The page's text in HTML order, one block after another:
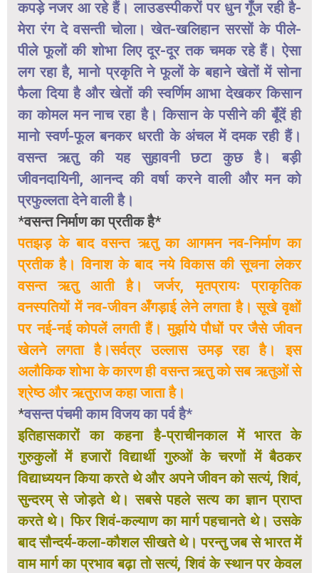
कपड़े नजर आ रहे हैं। लाउडस्पीकरों पर धुन गूँज रही है-
मेरा रंग दे वसन्ती चोला। खेत-खलिहान सरसों के पीले-
पीले फूलों की शोभा लिए दूर-दूर तक चमक रहे हैं। ऐसा
लग रहा है, मानो प्रकृति ने फूलों के बहाने खेतों में सोना
फैला दिया है और खेतों की स्वर्णिम आभा देखकर किसान
का कोमल मन नाच रहा है। किसान के पसीने की बूँदें ही
मानो स्वर्ण-फूल बनकर धरती के अंचल में दमक रही हैं।
वसन्त ऋतु की यह सुहावनी छटा कुछ है। बड़ी
जीवनदायिनी, आनन्द की वर्षा करने वाली और मन को
प्रफुल्लता देने वाली है।
*वसन्त निर्माण का प्रतीक है*
पतझड़ के बाद वसन्त ऋतु का आगमन नव-निर्माण का
प्रतीक है। विनाश के बाद नये विकास की सूचना लेकर
वसन्त ऋतु आती है। जर्जर, मृतप्रायः प्राकृतिक
वनस्पतियों में नव-जीवन अँगड़ाई लेने लगता है। सूखे वृक्षों
पर नई-नई कोपलें लगती हैं। मुर्झाये पौधों पर जैसे जीवन
खेलने लगता है।सर्वत्र उल्लास उमड़ रहा है। इस
अलौकिक शोभा के कारण ही वसन्त ऋतु को सब ऋतुओं से
श्रेष्ठ और ऋतुराज कहा जाता है।
*वसन्त पंचमी काम विजय का पर्व है*
इतिहासकारों का कहना है-प्राचीनकाल में भारत के
गुरुकुलों में हजारों विद्यार्थी गुरुओं के चरणों में बैठकर
विद्याध्ययन किया करते थे और अपने जीवन को सत्यं, शिवं,
सुन्दरम् से जोड़ते थे। सबसे पहले सत्य का ज्ञान प्राप्त
करते थे। फिर शिवं-कल्याण का मार्ग पहचानते थे। उसके
बाद सौन्दर्य-कला-कौशल सीखते थे। परन्तु जब से भारत में
वाम मार्ग का प्रभाव बढ़ा तो सत्यं, शिवं के स्थान पर केवल